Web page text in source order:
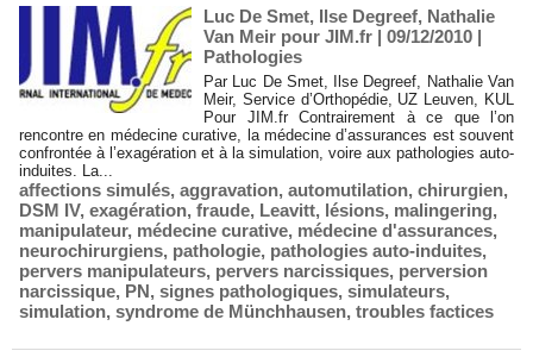
Luc De Smet, Ilse Degreef, Nathalie
Van Meir pour JIM.fr | 09/12/2010 |
Pathologies
Par Luc De Smet, Ilse Degreef, Nathalie Van
Meir, Service d’Orthopédie, UZ Leuven, KUL
Pour JIM.fr Contrairement à ce que l’on
rencontre en médecine curative, la médecine d’assurances est souvent
confrontée à l’exagération et à la simulation, voire aux pathologies auto-
induites. La...
affections simulés, aggravation, automutilation, chirurgien,
DSM IV, exagération, fraude, Leavitt, lésions, malingering,
manipulateur, médecine curative, médecine d'assurances,
neurochirurgiens, pathologie, pathologies auto-induites,
pervers manipulateurs, pervers narcissiques, perversion
narcissique, PN, signes pathologiques, simulateurs,
simulation, syndrome de Münchhausen, troubles factices